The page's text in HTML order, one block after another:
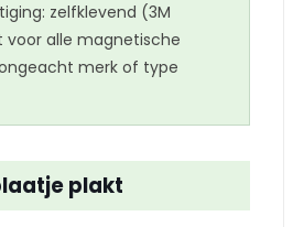
zelfklevend (3M
voor alle magnetische
merk of type
plakt